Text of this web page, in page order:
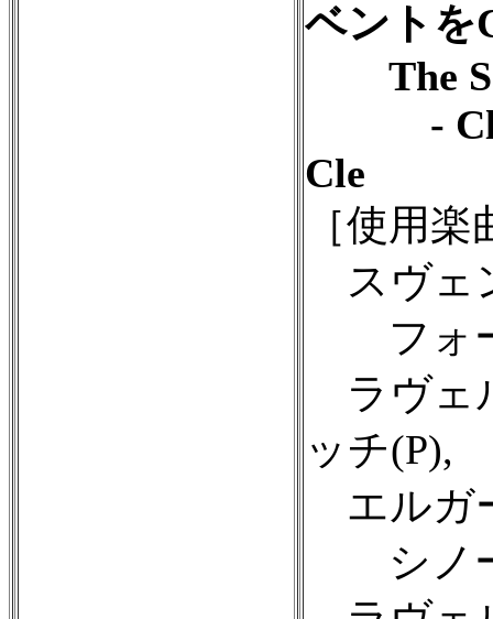
ベントを
The
-
Cle
［使用楽
スヴェ
フォー
ラヴェ
ッチ(P),
エルガ
シノー